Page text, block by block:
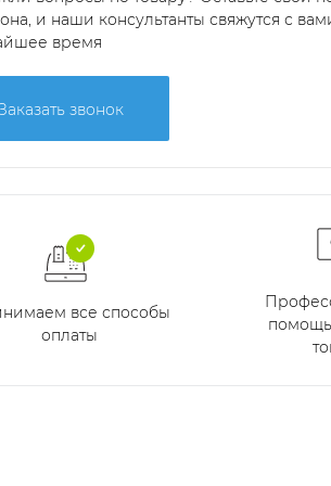
и наши консультанты свяжутся с
время
звонок
все способы
оплаты